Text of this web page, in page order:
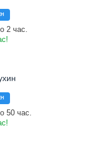
2 час.
50 час.